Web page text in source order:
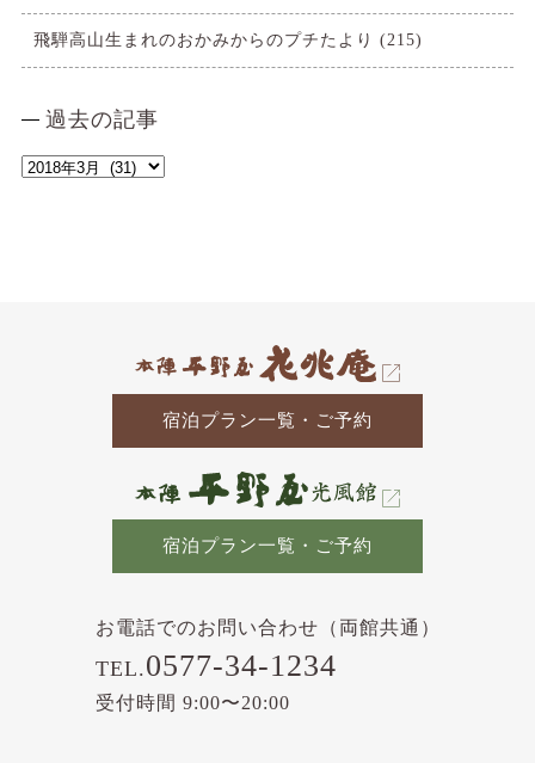
飛騨高山生まれのおかみからのプチたより (215)
過去の記事
過
宿泊プラン一覧・ご予約
宿泊プラン一覧・ご予約
お電話でのお問い合わせ（両館共通）
TEL.0577-34-1234
受付時間 9:00〜20:00